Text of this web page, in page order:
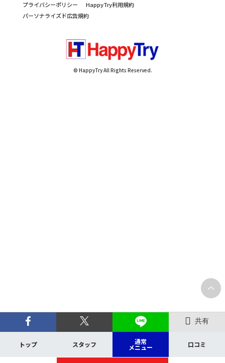
共有
トップ スタッフ 通常
メニュー 口コミ
プライバシーポリシー
HappyTry利用規約
パーソナライズド広告規約
© HappyTry All Rights Reserved.